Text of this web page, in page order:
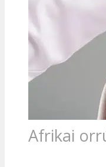
Afrikai